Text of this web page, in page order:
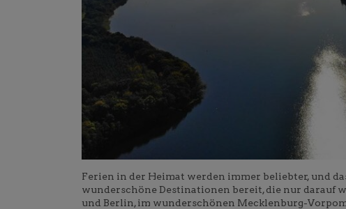
Ferien in der Heimat werden immer beliebter, und
wunderschöne Destinationen bereit, die nur darauf
und Berlin, im wunderschönen Mecklenburg-